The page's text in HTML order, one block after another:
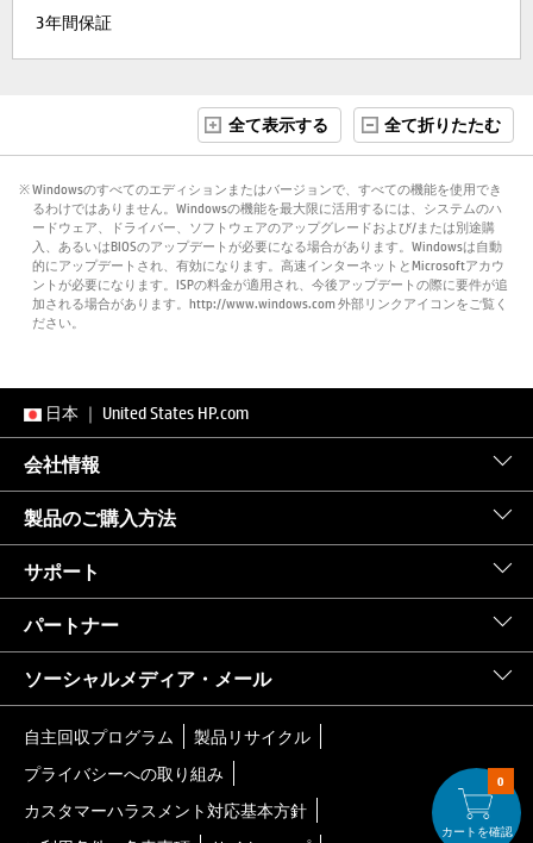
3年間保証
全て表示する 全て折りたたむ
0
カートを確認
※ Windowsのすべてのエディションまたはバージョンで、すべての機能を使用でき
るわけではありません。Windowsの機能を最大限に活用するには、システムのハ
ードウェア、ドライバー、ソフトウェアのアップグレードおよび/または別途購
入、あるいはBIOSのアップデートが必要になる場合があります。Windowsは自動
的にアップデートされ、有効になります。高速インターネットとMicrosoftアカウ
ントが必要になります。ISPの料金が適用され、今後アップデートの際に要件が追
加される場合があります。http://www.windows.com 外部リンクアイコンをご覧く
ださい。
日本 ｜ United States HP.com
会社情報
製品のご購入方法
サポート
パートナー
ソーシャルメディア・メール
自主回収プログラム
製品リサイクル
プライバシーへの取り組み
カスタマーハラスメント対応基本方針